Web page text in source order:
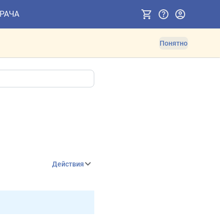
Понятно
Действия